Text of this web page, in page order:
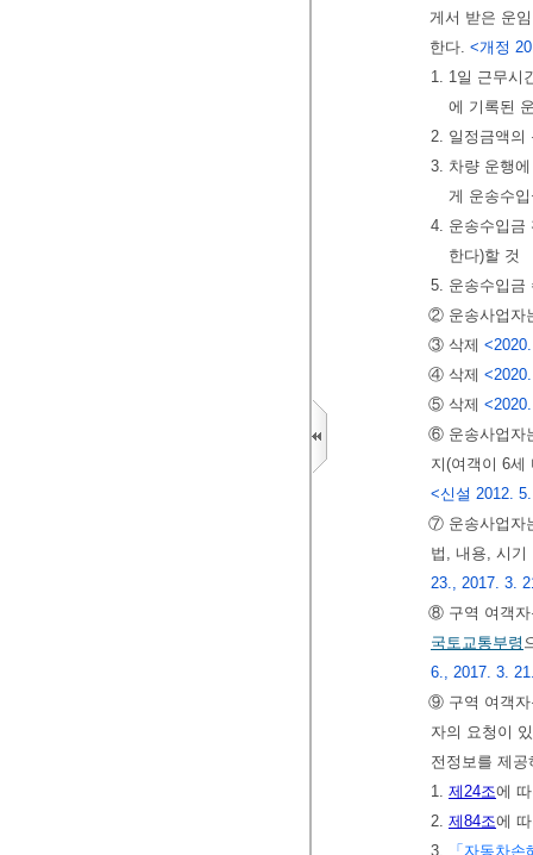
게서 받은 운
한다. <개정
1. 1일 근무시
에 기록된
2. 일정금액의
3. 차량 운행
게 운송수
4. 운송수입금
한다)할 것
5. 운송수입금
② 운송사업자
③ 삭제
④ 삭제
⑤ 삭제
⑥ 운송사업자
지(여객이 6세
<신설 2012.
⑦ 운송사업자
법, 내용, 시
23., 2017. 3.
⑧ 구역 여객
국토교통부령
6., 2017. 3.
⑨ 구역 여객
자의 요청이
전정보를 제
1. 제24조에
2. 제84조에
3.
「자동차